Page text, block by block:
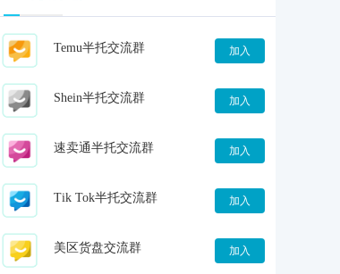
Temu半托交流群 加入
Shein半托交流群 加入
速卖通半托交流群 加入
Tik Tok半托交流群 加入
美区货盘交流群 加入